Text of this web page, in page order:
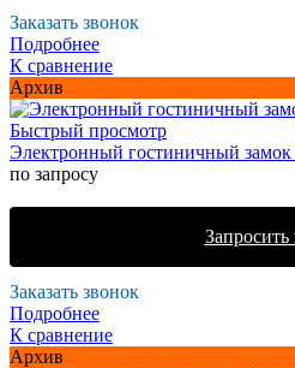
Заказать звонок
Подробнее
К сравнение
Архив
Быстрый просмотр
Электронный гостиничный
по запросу
Запросить
Заказать звонок
Подробнее
К сравнение
Архив